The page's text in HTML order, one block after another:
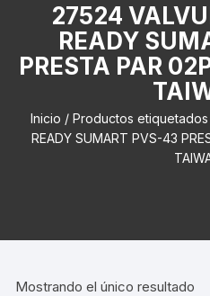
27524
READY
PRESTA PAR
Inicio / Productos etiquetados
READY SUMART PVS-43
Mostrando el único resultado